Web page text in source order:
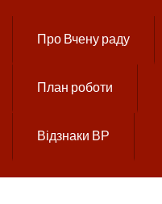
Про Вчену раду
План роботи
Відзнаки ВР